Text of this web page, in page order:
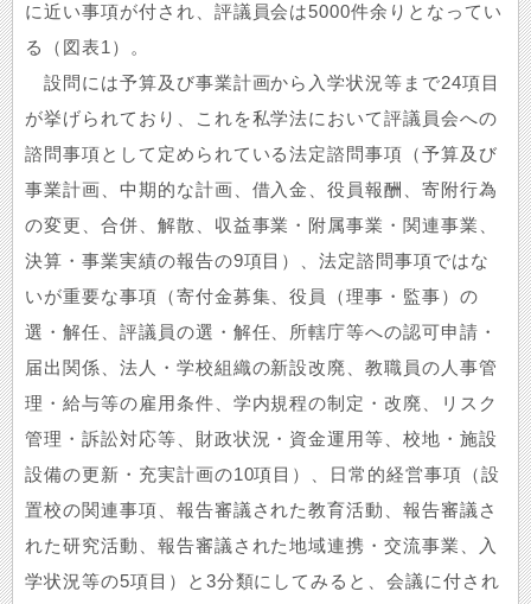
に近い事項が付され、評議員会は5000件余りとなってい
る（図表1）。
設問には予算及び事業計画から入学状況等まで24項目
が挙げられており、これを私学法において評議員会への
諮問事項として定められている法定諮問事項（予算及び
事業計画、中期的な計画、借入金、役員報酬、寄附行為
の変更、合併、解散、収益事業・附属事業・関連事業、
決算・事業実績の報告の9項目）、法定諮問事項ではな
いが重要な事項（寄付金募集、役員（理事・監事）の
選・解任、評議員の選・解任、所轄庁等への認可申請・
届出関係、法人・学校組織の新設改廃、教職員の人事管
理・給与等の雇用条件、学内規程の制定・改廃、リスク
管理・訴訟対応等、財政状況・資金運用等、校地・施設
設備の更新・充実計画の10項目）、日常的経営事項（設
置校の関連事項、報告審議された教育活動、報告審議さ
れた研究活動、報告審議された地域連携・交流事業、入
学状況等の5項目）と3分類にしてみると、会議に付され